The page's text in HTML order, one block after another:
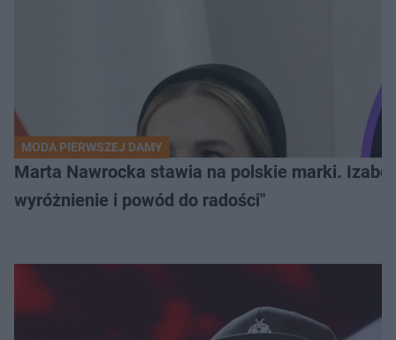
MODA PIERWSZEJ DAMY
Marta Nawrocka stawia na polskie marki.
wyróżnienie i powód do radości"